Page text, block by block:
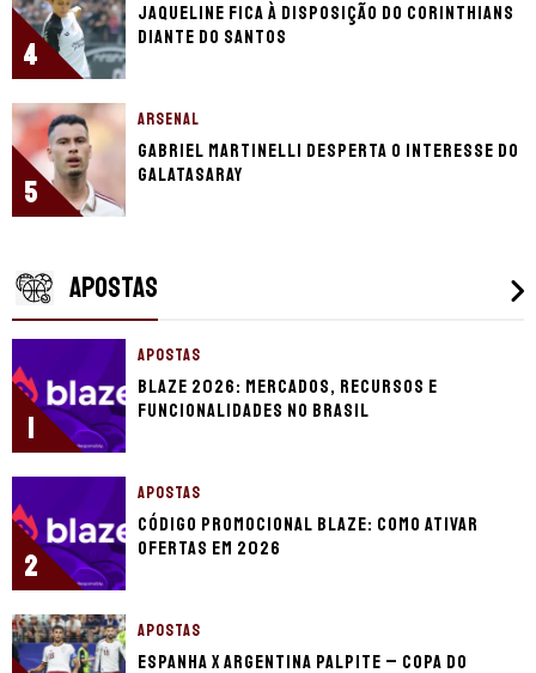
4
Jaqueline fica à disposição do Corinthians
diante do Santos
5
ARSENAL
Gabriel Martinelli desperta o interesse do
Galatasaray
APOSTAS
1
APOSTAS
Blaze 2026: mercados, recursos e
funcionalidades no Brasil
2
APOSTAS
Código promocional Blaze: como ativar
ofertas em 2026
APOSTAS
Espanha x Argentina palpite – Copa do